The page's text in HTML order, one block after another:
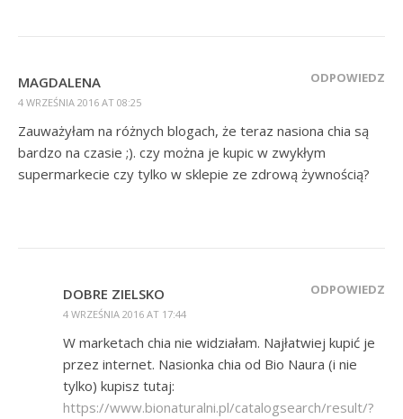
MAGDALENA
4 WRZEŚNIA 2016 AT 08:25
ODPOWIEDZ
Zauważyłam na różnych blogach, że teraz nasiona chia są
bardzo na czasie ;). czy można je kupic w zwykłym
supermarkecie czy tylko w sklepie ze zdrową żywnością?
DOBRE ZIELSKO
4 WRZEŚNIA 2016 AT 17:44
ODPOWIEDZ
W marketach chia nie widziałam. Najłatwiej kupić je
przez internet. Nasionka chia od Bio Naura (i nie
tylko) kupisz tutaj:
https://www.bionaturalni.pl/catalogsearch/result/?